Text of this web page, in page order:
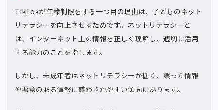
TikTokが年齢制限をする一つ目の理由は、子どものネット
リテラシーを向上させるためです。ネットリテラシーと
は、インターネット上の情報を正しく理解し、適切に活用
する能力のことを指します。
しかし、未成年者はネットリテラシーが低く、誤った情報
や悪意のある情報に惑わされやすい傾向にあります。